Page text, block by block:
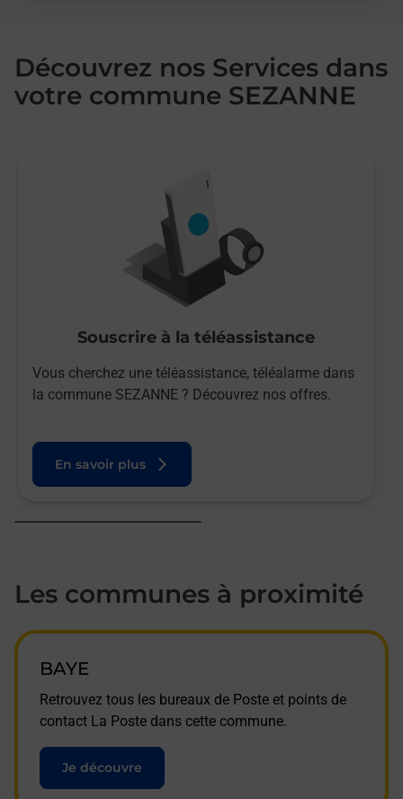
Découvrez nos Services dans
votre commune SEZANNE
Souscrire à la téléassistance
Vous cherchez une téléassistance, téléalarme dans
la commune SEZANNE ? Découvrez nos offres.
En savoir plus
Les communes à proximité
BAYE
Retrouvez tous les bureaux de Poste et points de
contact La Poste dans cette commune.
Je découvre